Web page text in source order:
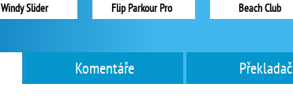
Windy Slider Flip Parkour Pro Beach Club
Komentáře Překladač